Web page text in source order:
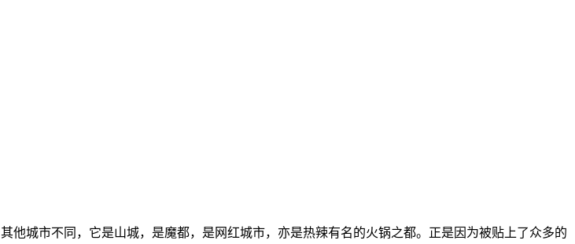
他城市不同，它是山城，是魔都，是网红城市，亦是热辣有名的火锅之都。正是因为被贴上了众多的